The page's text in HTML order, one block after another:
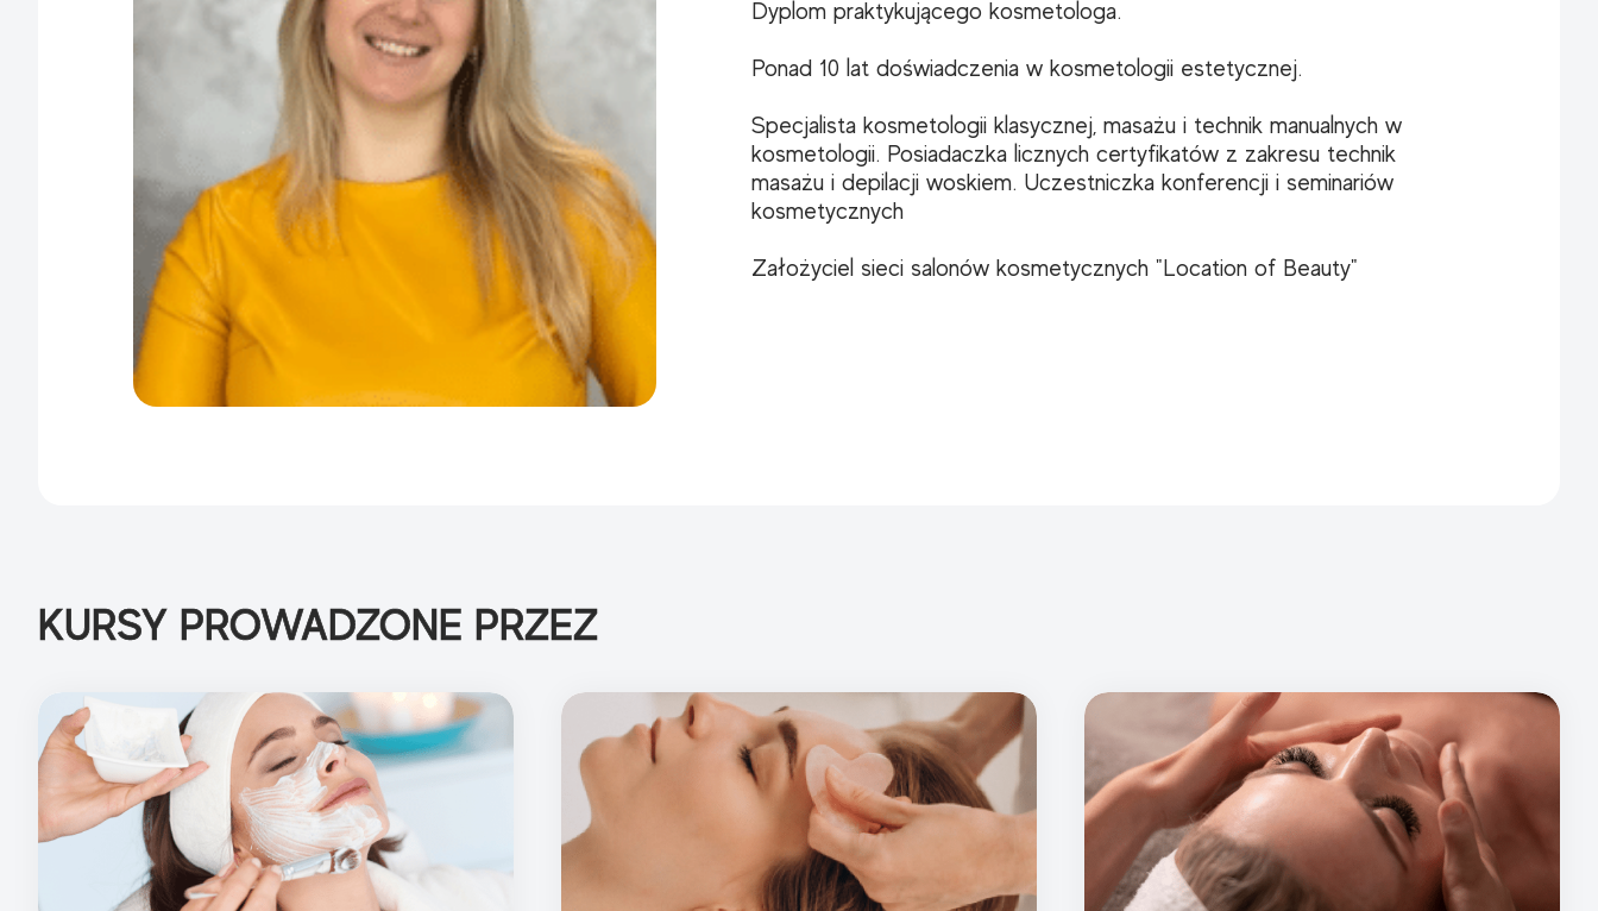
Dyplom praktykującego kosmetologa.
Ponad 10 lat doświadczenia w kosmetologii estetycznej.
Specjalista kosmetologii klasycznej, masażu i technik manualnych w
kosmetologii. Posiadaczka licznych certyfikatów z zakresu technik
masażu i depilacji woskiem. Uczestniczka konferencji i seminariów
kosmetycznych
Założyciel sieci salonów kosmetycznych "Location of Beauty"
KURSY PROWADZONE PRZEZ